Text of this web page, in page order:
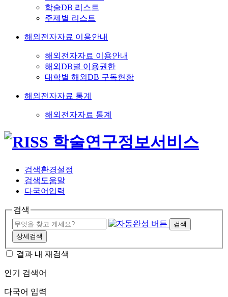
학술DB 리스트
주제별 리스트
해외전자자료 이용안내
해외전자자료 이용안내
해외DB별 이용권한
대학별 해외DB 구독현황
해외전자자료 통계
해외전자자료 통계
검색환경설정
검색도움말
다국어입력
검색
검색
상세검색
결과 내 재검색
인기 검색어
다국어 입력